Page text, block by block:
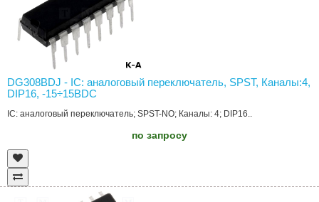
DG308BDJ - IC: аналоговый переключатель, SPST, Каналы:4,
DIP16, -15÷15ВDC
IC: аналоговый переключатель; SPST-NO; Каналы: 4; DIP16..
по запросу